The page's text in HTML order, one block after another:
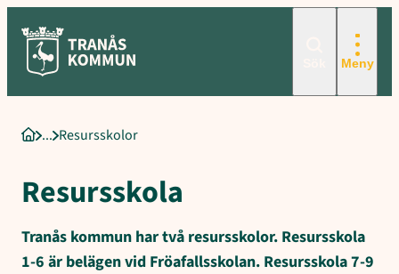
innehåll
Meny
StartsidaResursskolor
Resursskola
Tranås kommun har två resursskolor. Resursskola
1-6 är belägen vid Fröafallsskolan. Resursskola 7-9